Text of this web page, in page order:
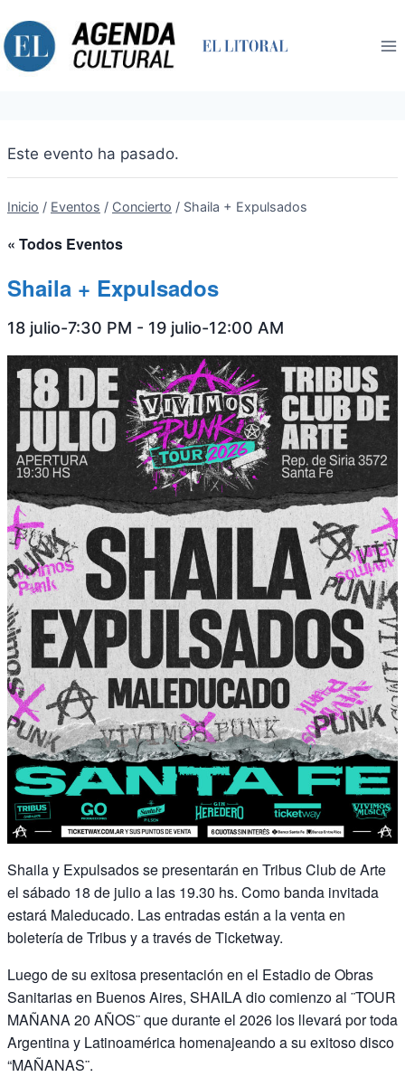
al
contenido
Este evento ha pasado.
Inicio / Eventos / Concierto / Shaila + Expulsados
« Todos Eventos
Shaila + Expulsados
18 julio-7:30 PM - 19 julio-12:00 AM
Shaila y Expulsados se presentarán en Tribus Club de Arte
el sábado 18 de julio a las 19.30 hs. Como banda invitada
estará Maleducado. Las entradas están a la venta en
boletería de Tribus y a través de Ticketway.
Luego de su exitosa presentación en el Estadio de Obras
Sanitarias en Buenos Aires, SHAILA dio comienzo al ¨TOUR
MAÑANA 20 AÑOS¨ que durante el 2026 los llevará por toda
Argentina y Latinoamérica homenajeando a su exitoso disco
“MAÑANAS¨.